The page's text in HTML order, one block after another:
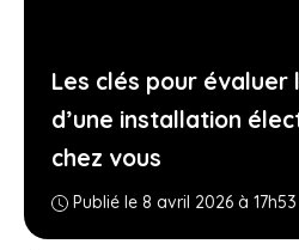
Les clés pour
d’une installation
chez vous
Publié le 8 avril 2026 à 17h53